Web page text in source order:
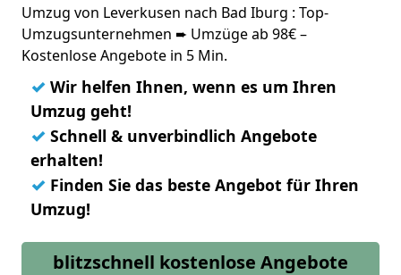
Umzug von Leverkusen nach Bad Iburg : Top-
Umzugsunternehmen ➨ Umzüge ab 98€ –
Kostenlose Angebote in 5 Min.
✓ Wir helfen Ihnen, wenn es um Ihren
Umzug geht!
✓ Schnell & unverbindlich Angebote
erhalten!
✓ Finden Sie das beste Angebot für Ihren
Umzug!
blitzschnell kostenlose Angebote